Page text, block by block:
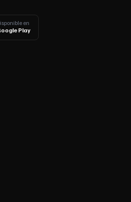
en
Play